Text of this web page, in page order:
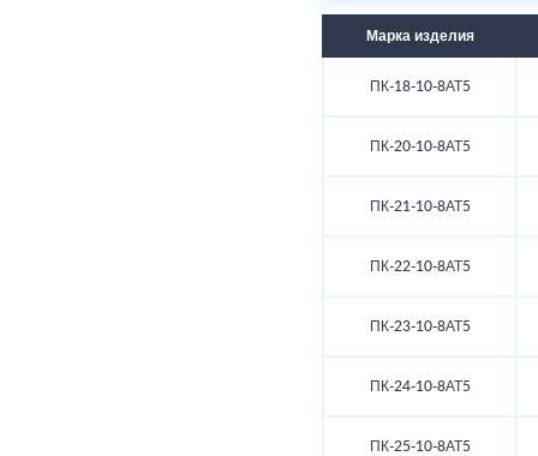
Марка изделия
ПК-18-10-8АТ5
ПК-20-10-8АТ5
ПК-21-10-8АТ5
ПК-22-10-8АТ5
ПК-23-10-8АТ5
ПК-24-10-8АТ5
ПК-25-10-8АТ5